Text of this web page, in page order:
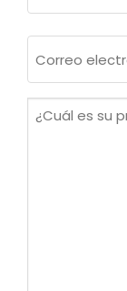
electrónico
¿Cuál